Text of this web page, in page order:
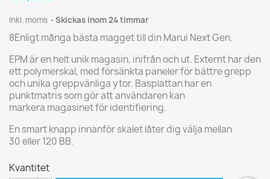
Inkl. moms Skickas inom 24 timmar
8Enligt många bästa magget till din Marui Next Gen.
EPM är en helt unik magasin, inifrån och ut. Externt har den
ett polymerskal, med försänkta paneler för bättre grepp
och unika greppvänliga ytor. Basplattan har en
punktmatris som gör att användaren kan
markera magasinet för identifiering.
En smart knapp innanför skalet låter dig välja mellan
30 eller 120 BB.
Kvantitet